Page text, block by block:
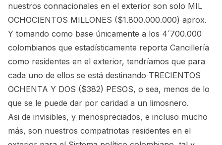
nuestros connacionales en el exterior son solo MIL
OCHOCIENTOS MILLONES ($1.800.000.000) aprox.
Y tomando como base únicamente a los 4´700.000
colombianos que estadísticamente reporta Cancillería
como residentes en el exterior, tendríamos que para
cada uno de ellos se está destinando TRECIENTOS
OCHENTA Y DOS ($382) PESOS, o sea, menos de lo
que se le puede dar por caridad a un limosnero.
Asi de invisibles, y menospreciados, e incluso mucho
más, son nuestros compatriotas residentes en el